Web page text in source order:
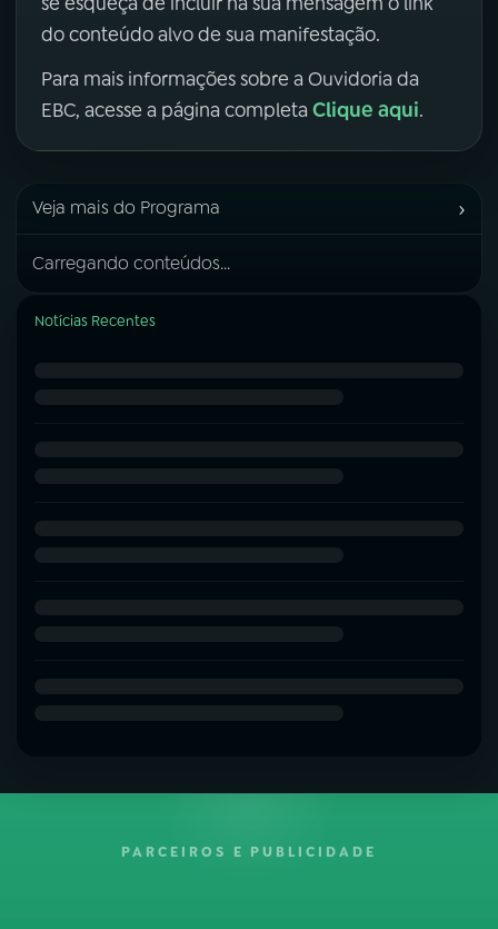
do conteúdo alvo de sua manifestação.
Para mais informações sobre a Ouvidoria da
EBC, acesse a página completa Clique aqui.
Veja mais do Programa ›
Carregando conteúdos...
Notícias Recentes
PARCEIROS E PUBLICIDADE